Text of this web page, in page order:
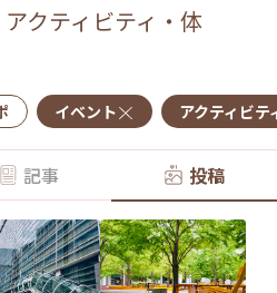
アクティビティ・体
イベント アクティビテ
記事 投稿